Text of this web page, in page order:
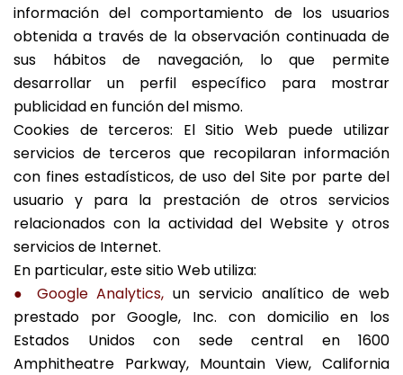
información del comportamiento de los usuarios
obtenida a través de la observación continuada de
sus hábitos de navegación, lo que permite
desarrollar un perfil específico para mostrar
publicidad en función del mismo.
Cookies de terceros: El Sitio Web puede utilizar
servicios de terceros que recopilaran información
con fines estadísticos, de uso del Site por parte del
usuario y para la prestación de otros servicios
relacionados con la actividad del Website y otros
servicios de Internet.
En particular, este sitio Web utiliza:
● Google Analytics, un servicio analítico de web
prestado por Google, Inc. con domicilio en los
Estados Unidos con sede central en 1600
Amphitheatre Parkway, Mountain View, California